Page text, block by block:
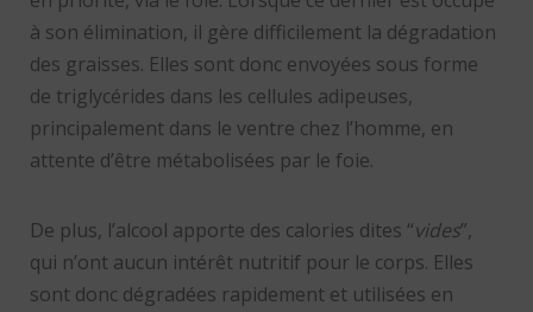
à son élimination, il gère difficilement la dégradation
des graisses. Elles sont donc envoyées sous forme
de triglycérides dans les cellules adipeuses,
principalement dans le ventre chez l’homme, en
attente d’être métabolisées par le foie.
De plus, l’alcool apporte des calories dites “vides”,
qui n’ont aucun intérêt nutritif pour le corps. Elles
sont donc dégradées rapidement et utilisées en